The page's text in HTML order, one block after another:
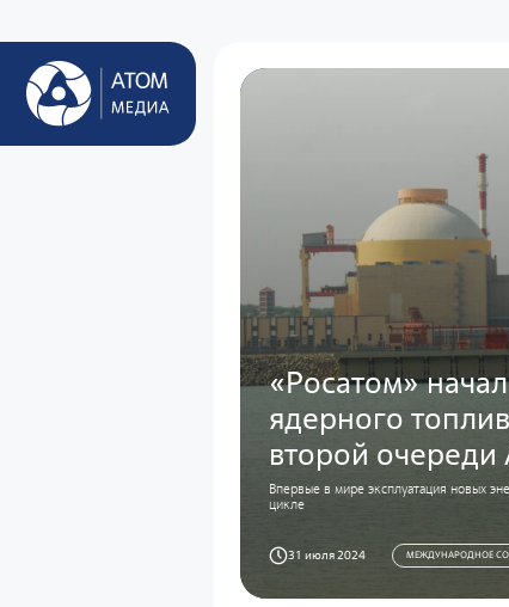
«Росатом»
ядерного
второй
Впервые в мире эксплуатация новых
цикле
31 июля 2024 МЕЖДУНАРОДНОЕ